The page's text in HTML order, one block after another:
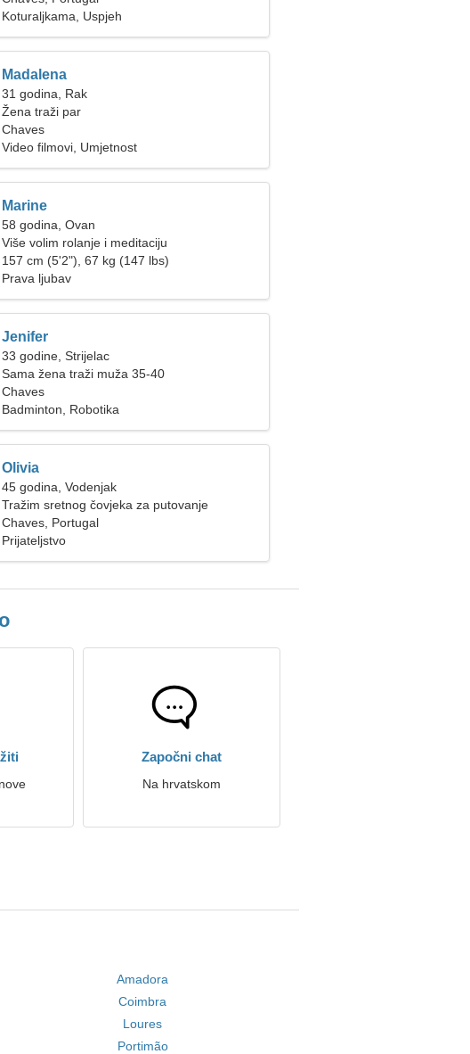
Koturaljkama, Uspjeh
Madalena
31 godina, Rak
Žena traži par
Chaves
Video filmovi, Umjetnost
Marine
58 godina, Ovan
Više volim rolanje i meditaciju
157 cm (5'2"), 67 kg (147 lbs)
Prava ljubav
Jenifer
33 godine, Strijelac
Sama žena traži muža 35-40
Chaves
Badminton, Robotika
Olivia
45 godina, Vodenjak
Tražim sretnog čovjeka za putovanje
Chaves, Portugal
Prijateljstvo
Započni chat
Na hrvatskom
Amadora
Coimbra
Loures
Portimão